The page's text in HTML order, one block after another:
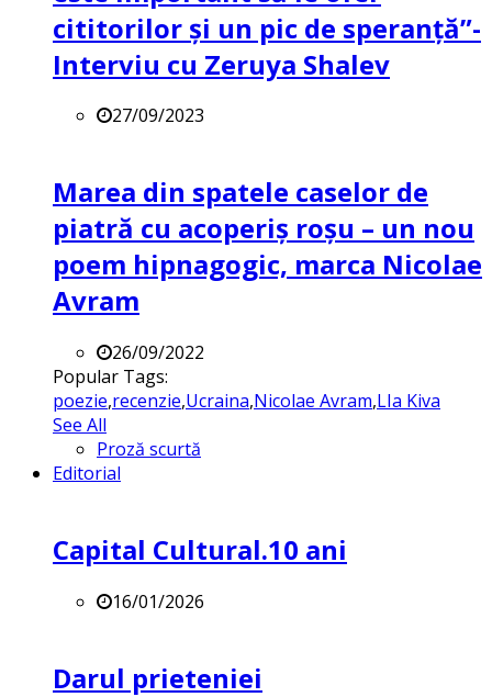
cititorilor și un pic de speranță”-
Interviu cu Zeruya Shalev
27/09/2023
Marea din spatele caselor de
piatră cu acoperiș roșu – un nou
poem hipnagogic, marca Nicolae
Avram
26/09/2022
Popular Tags:
poezie,recenzie,Ucraina,Nicolae Avram,LIa Kiva
See All
Proză scurtă
Editorial
Capital Cultural.10 ani
16/01/2026
Darul prieteniei